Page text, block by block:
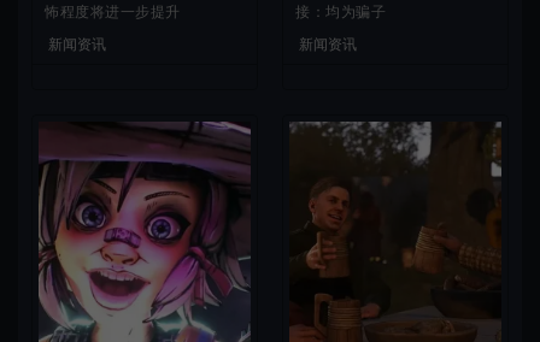
怖程度将进一步提升
新闻资讯
接：均为骗子
新闻资讯